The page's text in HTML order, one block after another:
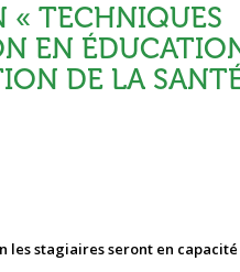
« TECHNIQUES
EN
DE LA
les stagiaires seront en capacité